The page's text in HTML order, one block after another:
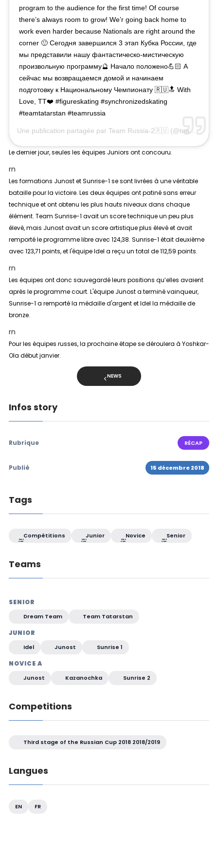
program to the audience for the first time! Of course
there’s always room to grow! We’r going back home to
work even harder because Nationals are right around the
corner 🙂 Сегодня завершился 3 этап Кубка России, где
мы представили нашу фантастическо-мистическую
произвольную программу🔮 Начало положено💪🏻 А
сейчас мы возвращаемся домой и начинаем
подготовку к Национальному Чемпионату 🇷🇺🔝 With
Love, TT❤️ #figureskating #synchronizedskating
#teamtatarstan #teamrussia
Une publication partagée par Team Russia-2🇷🇺(@teamtatarstanrus) le
Le dernier jour, seules les équipes Juniors ont concouru.
rn
Les formations Junost et Sunrise-1 se sont livrées à une véritable
bataille pour la victoire. Les deux équipes ont patiné sans erreur
technique et ont obtenu les plus hauts niveaux dans chaque
élément. Team Sunrise-1 avait un score technique un peu plus
élevé, mais Junost avait un score artistique plus élevé et avait
remporté le programme libre avec 124,38. Sunrise-1 était deuxième
avec 123,71 points, et l'équipe Idel a reçu un total de 112,59 points.
rn
Les équipes ont donc sauvegardé leurs positions qu’elles avaient
après le programme court. L'équipe Junost a terminé vainqueur,
Sunrise-1 a remporté la médaille d'argent et Idel la médaille de
bronze.
rn
Pour les équipes russes, la prochaine étape se déroulera à Yoshkar-
Ola début janvier.
NEWS
Infos story
Rubrique RÉCAP
Publié 15 décembre 2018
Tags
Compétitions Junior Novice Senior
Teams
SENIOR
Dream Team Team Tatarstan
JUNIOR
Idel Junost Sunrise 1
NOVICE A
Junost Kazanochka Sunrise 2
Competitions
Third stage of the Russian Cup 2018 2018/2019
Langues
EN FR